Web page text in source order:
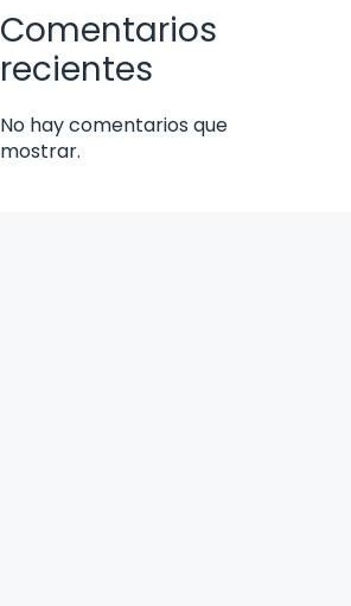
Comentarios
recientes
No hay comentarios que
mostrar.